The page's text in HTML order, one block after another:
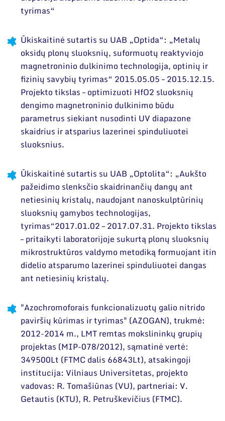
tyrimas“
Ūkiskaitinė sutartis su UAB „Optida“: „Metalų
oksidų plonų sluoksnių, suformuotų reaktyviojo
magnetroninio dulkinimo technologija, optinių ir
fizinių savybių tyrimas“ 2015.05.05 – 2015.12.15.
Projekto tikslas – optimizuoti HfO2 sluoksnių
dengimo magnetroninio dulkinimo būdu
parametrus siekiant nusodinti UV diapazone
skaidrius ir atsparius lazerinei spinduliuotei
sluoksnius.
Ūkiskaitinė sutartis su UAB „Optolita“: „Aukšto
pažeidimo slenksčio skaidrinančių dangų ant
netiesinių kristalų, naudojant nanoskulptūrinių
sluoksnių gamybos technologijas,
tyrimas“2017.01.02 – 2017.07.31. Projekto tikslas
– pritaikyti laboratorijoje sukurtą plonų sluoksnių
mikrostruktūros valdymo metodiką formuojant itin
didelio atsparumo lazerinei spinduliuotei dangas
ant netiesinių kristalų.
"Azochromoforais funkcionalizuotų galio nitrido
paviršių kūrimas ir tyrimas" (AZOGAN), trukmė:
2012-2014 m., LMT remtas mokslininkų grupių
projektas (MIP-078/2012), sąmatinė vertė:
349500Lt (FTMC dalis 66843Lt), atsakingoji
institucija: Vilniaus Universitetas, projekto
vadovas: R. Tomašiūnas (VU), partneriai: V.
Getautis (KTU), R. Petruškevičius (FTMC).